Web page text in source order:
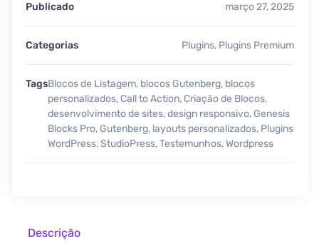
Publicado março 27, 2025
Categorias Plugins, Plugins Premium
TagsBlocos de Listagem, blocos Gutenberg, blocos
personalizados, Call to Action, Criação de Blocos,
desenvolvimento de sites,design responsivo, Genesis
Blocks Pro, Gutenberg, layouts personalizados, Plugins
WordPress,StudioPress,Testemunhos,Wordpress
Descrição